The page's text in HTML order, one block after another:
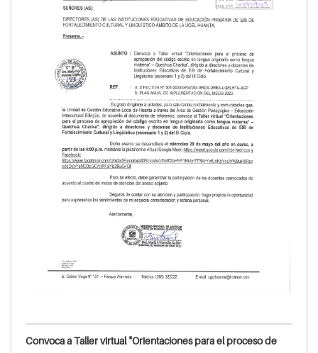
Convoca a Taller virtual "Orientaciones para el proceso de